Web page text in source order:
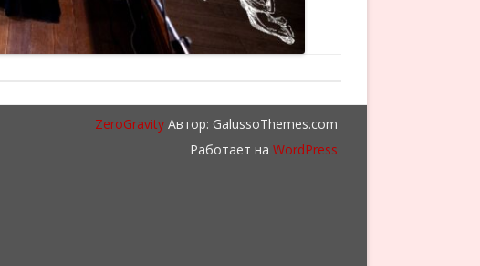
ZeroGravity Автор: GalussoThemes.com
Работает на WordPress